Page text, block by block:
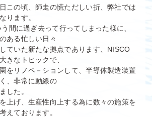
この頃、師走の慌ただしい折、弊社では
ります。
間に過ぎ去って行ってしまった様に、
ある忙しい日々
ていた新たな拠点であります、NISCO
きなトピックで、
をリノベ－ションして、半導体製造装置
、非常に動線の
した。
上げ、生産性向上する為に数々の施策を
えております。